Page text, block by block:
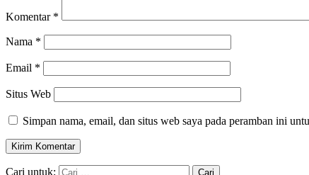
Komentar *
Nama *
Email *
Situs Web
Simpan nama, email, dan situs web saya pada peramban ini
Cari untuk: